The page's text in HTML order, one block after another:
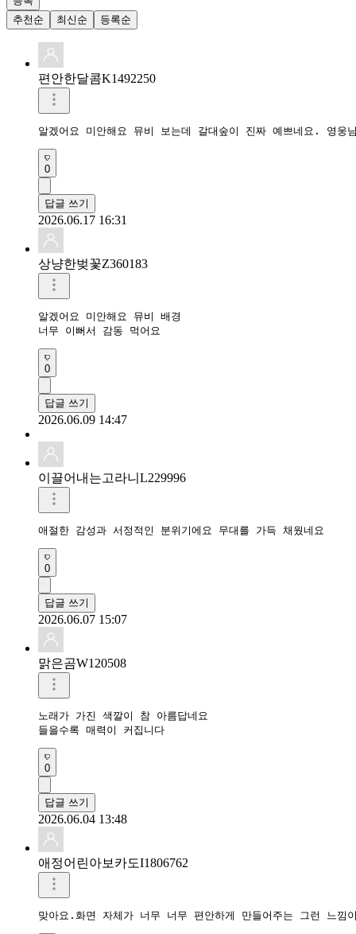
추천순
최신순 등록순
편안한달콤K1492250
알겠어요 미안해요 뮤비 보는데 갈대숲이 진짜 예쁘네요. 영웅
0
답글 쓰기
2026.06.17 16:31
상냥한벚꽃Z360183
알겠어요 미안해요 뮤비 배경
너무 이뻐서 감동 먹어요
0
답글 쓰기
2026.06.09 14:47
이끌어내는고라니L229996
0
답글 쓰기
2026.06.07 15:07
맑은곰W120508
노래가 가진 색깔이 참 아름답네요
들을수록 매력이 커집니다
0
답글 쓰기
2026.06.04 13:48
애정어린아보카도I1806762
맞아요.화면 자체가 너무 너무 편안하게 만들어주는 그런 느낌